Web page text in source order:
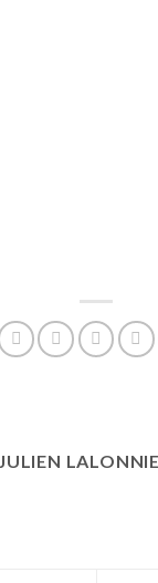
JULIEN